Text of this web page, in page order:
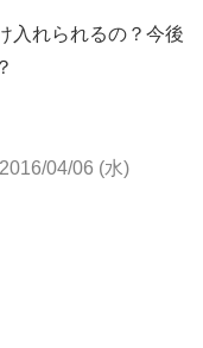
入れられるの？今後
2016/04/06 (水)